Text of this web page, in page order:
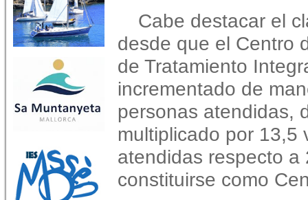
Cabe destacar el
desde que el Centro
de Tratamiento
incrementado de
personas atendidas,
multiplicado por 13,5
atendidas respecto
constituirse como